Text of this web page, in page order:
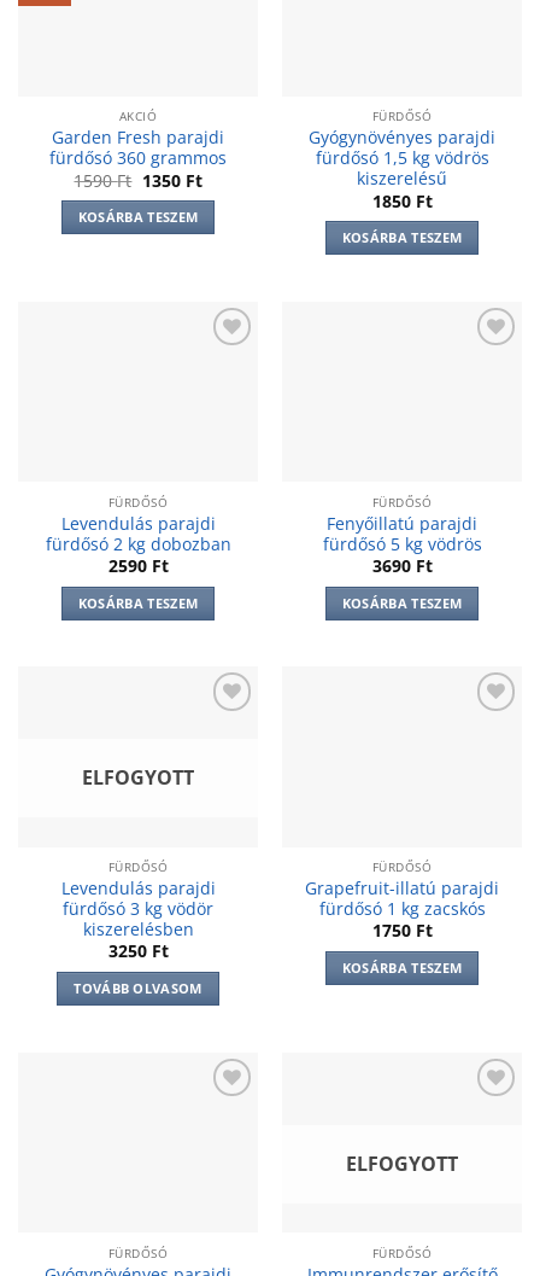
AKCIÓ
Garden Fresh parajdi
fürdősó 360 grammos
1590Ft Original
price
was:
1590 Ft.
1350 FtCurrent
price
KOSÁRBA TESZEM
FÜRDŐSÓ
Gyógynövényes parajdi
fürdősó 1,5 kg vödrös
kiszerelésű
1850 Ft
KOSÁRBA TESZEM
FÜRDŐSÓ
Levendulás parajdi
fürdősó 2 kg dobozban
2590 Ft
KOSÁRBA TESZEM
FÜRDŐSÓ
Fenyőillatú parajdi
fürdősó 5 kg vödrös
3690 Ft
KOSÁRBA TESZEM
ELFOGYOTT
FÜRDŐSÓ
Levendulás parajdi
fürdősó 3 kg vödör
kiszerelésben
3250 Ft
TOVÁBB OLVASOM
FÜRDŐSÓ
Grapefruit-illatú parajdi
fürdősó 1 kg zacskós
1750 Ft
KOSÁRBA TESZEM
FÜRDŐSÓ
ELFOGYOTT
FÜRDŐSÓ